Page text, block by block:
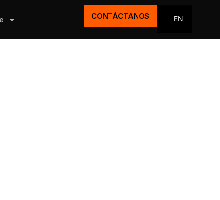
CONTÁCTANOS EN